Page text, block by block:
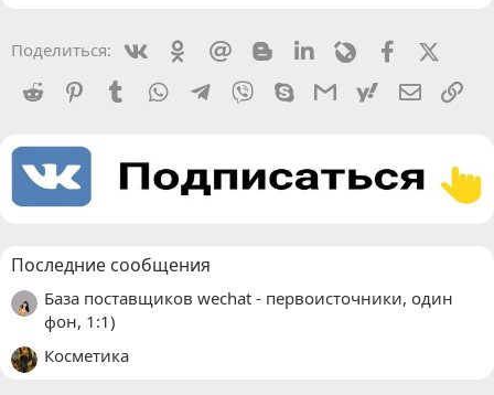
Поделиться: VkontakteOdnoklassniki
Mail.ru BloggerLinkedinLivejournalFacebook
Reddit
PinterestTumblr WhatsAppTelegram
Viber SkypeGmailyahoomail
Последние сообщения
База поставщиков wechat - первоисточники, один
фон, 1:1)
Косметика